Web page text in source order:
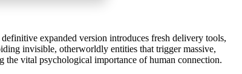
expanded version introduces fresh delivery tools,
invisible, otherworldly entities that trigger massive,
the vital psychological importance of human connection.